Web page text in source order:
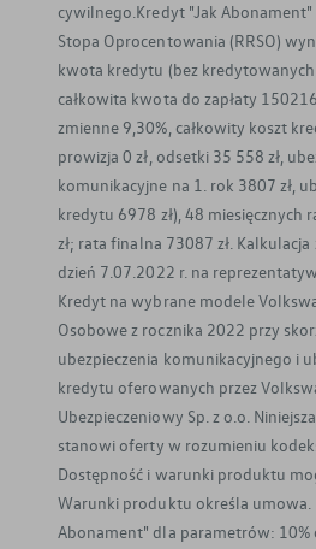
cywilnego.Kredyt "Jak Abonament"
Stopa Oprocentowania (RRSO)
kwota kredytu (bez kredytowanych
całkowita kwota do zapłaty
zmienne 9,30%, całkowity koszt
prowizja 0 zł, odsetki 35 558 zł,
komunikacyjne na 1. rok 3807 zł,
kredytu 6978 zł), 48 miesięcznych
zł; rata finalna 73087 zł.
dzień 7.07.2022 r. na
Kredyt na wybrane modele
Osobowe z rocznika 2022 przy
ubezpieczenia komunikacyjnego i
kredytu oferowanych przez
Ubezpieczeniowy Sp. z o.o.
stanowi oferty w rozumieniu
Dostępność i warunki produktu
Warunki produktu określa umowa.
Abonament" dla parametrów: 10%